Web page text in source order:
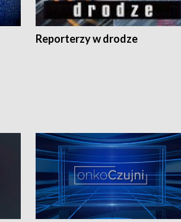
Reporterzy w drodze